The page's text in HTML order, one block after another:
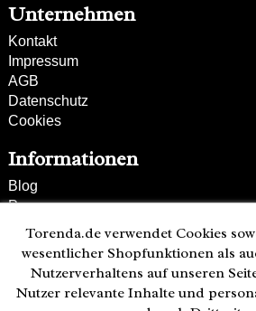
Unternehmen
Kontakt
Impressum
AGB
Datenschutz
Cookies
Informationen
Blog
Presse
Partner
Versand und Zahlung
Bestellung wiederrufen
Kunden-Hotline
Torenda.de verwendet Cookies
wesentlicher Shopfunktionen als
Nutzerverhaltens auf unseren
Nutzer relevante Inhalte und